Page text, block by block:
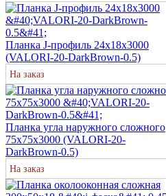
Планка J-профиль 24х18х3000
(VALORI-20-DarkBrown-0.5)
На заказ
Планка угла наружного сложного
75х75х3000 (VALORI-20-
DarkBrown-0.5)
На заказ